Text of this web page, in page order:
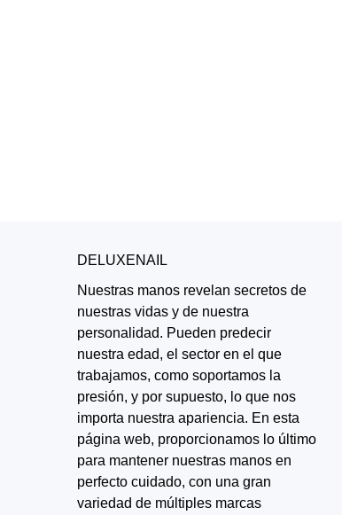
DELUXENAIL
Nuestras manos revelan secretos de
nuestras vidas y de nuestra
personalidad. Pueden predecir
nuestra edad, el sector en el que
trabajamos, como soportamos la
presión, y por supuesto, lo que nos
importa nuestra apariencia. En esta
página web, proporcionamos lo último
para mantener nuestras manos en
perfecto cuidado, con una gran
variedad de múltiples marcas